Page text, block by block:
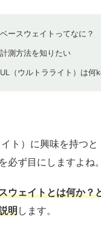
ベースウェイトってなに？
計測方法を知りたい
UL（ウルトラライト）は何
ト）に興味を持つと
必ず目にしますよね。
ウェイトとは何か？
明します。